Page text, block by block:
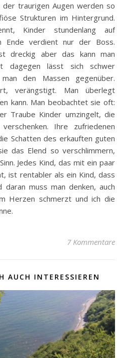
traurigen Augen werden so
Strukturen im Hintergrund.
Kinder stundenlang auf
Ende verdient nur der Boss.
dreckig aber das kann man
dagegen lässt sich schwer
den Massen gegenüber.
verängstigt. Man überlegt
kann. Man beobachtet sie oft:
Traube Kinder umzingelt, die
Ihre zufriedenen
Schatten des erkauften guten
das Elend so verschlimmern,
Jedes Kind, das mit ein paar
ist rentabler als ein Kind, dass
daran muss man denken, auch
Herzen schmerzt und ich die
7 Kommentare
AUCH INTERESSIEREN